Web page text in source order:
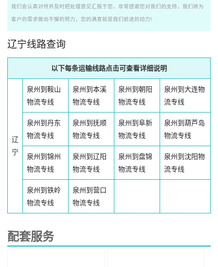
我们会认真对待并及时把处理意见汇报于您，非常感谢您对我们的支持，我们将为
客户的需求做出不懈的努力，您的满意就是我们前进的动力!
辽宁线路查询
以下每条运输线路点击可查看详细说明
辽
宁
泉州到鞍山
物流专线
泉州到本溪
物流专线
泉州到朝阳
物流专线
泉州到大连物
流专线
泉州到丹东
物流专线
泉州到抚顺
物流专线
泉州到阜新
物流专线
泉州到葫芦岛
物流专线
泉州到锦州
物流专线
泉州到辽阳
物流专线
泉州到盘锦
物流专线
泉州到沈阳物
流专线
泉州到铁岭
物流专线
泉州到营口
物流专线
配套服务